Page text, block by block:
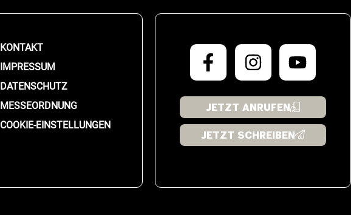
KONTAKT
IMPRESSUM
DATENSCHUTZ
MESSEORDNUNG
COOKIE-EINSTELLUNGEN
JETZT ANRUFEN
JETZT SCHREIBEN